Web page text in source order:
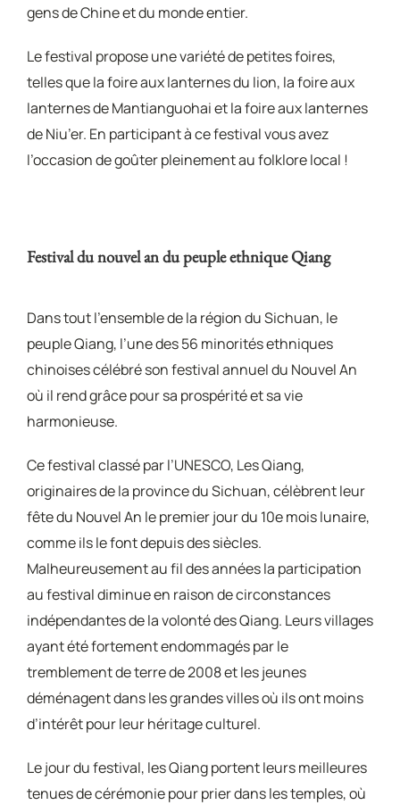
gens de Chine et du monde entier.
Le festival propose une variété de petites foires,
telles que la foire aux lanternes du lion, la foire aux
lanternes de Mantianguohai et la foire aux lanternes
de Niu’er. En participant à ce festival vous avez
l’occasion de goûter pleinement au folklore local !
Festival du nouvel an du peuple ethnique Qiang
Dans tout l’ensemble de la région du Sichuan, le
peuple Qiang, l’une des 56 minorités ethniques
chinoises célébré son festival annuel du Nouvel An
où il rend grâce pour sa prospérité et sa vie
harmonieuse.
Ce festival classé par l’UNESCO, Les Qiang,
originaires de la province du Sichuan, célèbrent leur
fête du Nouvel An le premier jour du 10e mois lunaire,
comme ils le font depuis des siècles.
Malheureusement au fil des années la participation
au festival diminue en raison de circonstances
indépendantes de la volonté des Qiang. Leurs villages
ayant été fortement endommagés par le
tremblement de terre de 2008 et les jeunes
déménagent dans les grandes villes où ils ont moins
d’intérêt pour leur héritage culturel.
Le jour du festival, les Qiang portent leurs meilleures
tenues de cérémonie pour prier dans les temples, où